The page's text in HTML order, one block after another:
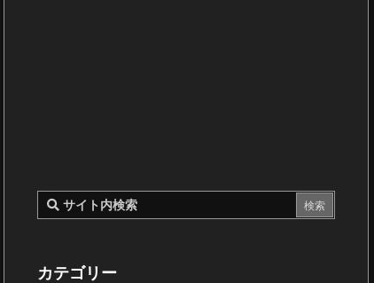
カテゴリー